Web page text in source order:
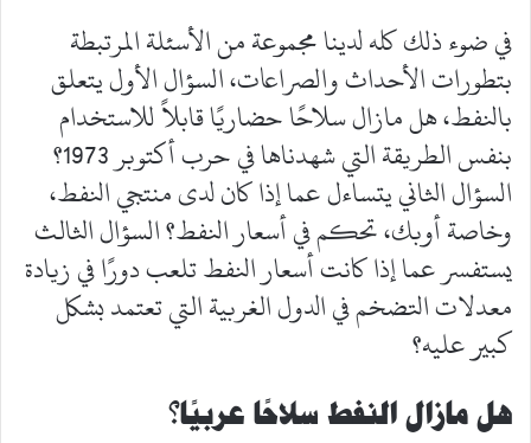
في ضوء ذلك كله لدينا مجموعة من الأسئلة المرتبطة
بتطورات الأحداث والصراعات، السؤال الأول يتعلق
بالنفط، هل مازال سلاحًا حضاريًا قابلاً للاستخدام
بنفس الطريقة التي شهدناها في حرب أكتوبر 1973؟
السؤال الثاني يتساءل عما إذا كان لدى منتجي النفط،
وخاصة أوبك، تحكم في أسعار النفط؟ السؤال الثالث
يستفسر عما إذا كانت أسعار النفط تلعب دورًا في زيادة
معدلات التضخم في الدول الغربية التي تعتمد بشكل
كبير عليه؟
هل مازال النفط سلاحًا عربيًا؟